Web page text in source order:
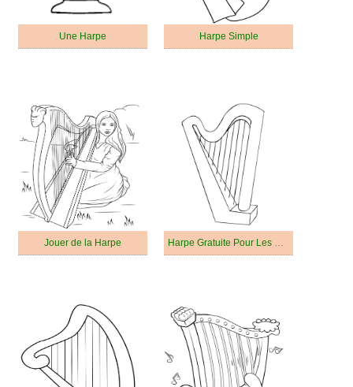
Une Harpe Harpe Simple
Jouer de la Harpe